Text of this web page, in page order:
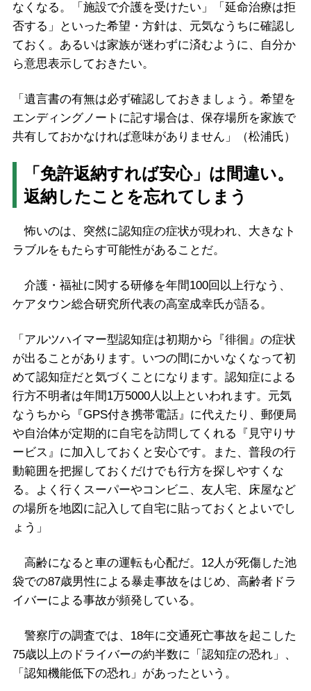
なくなる。「施設で介護を受けたい」「延命治療は拒
否する」といった希望・方針は、元気なうちに確認し
ておく。あるいは家族が迷わずに済むように、自分か
ら意思表示しておきたい。
「遺言書の有無は必ず確認しておきましょう。希望を
エンディングノートに記す場合は、保存場所を家族で
共有しておかなければ意味がありません」（松浦氏）
「免許返納すれば安心」は間違い。
返納したことを忘れてしまう
怖いのは、突然に認知症の症状が現われ、大きなト
ラブルをもたらす可能性があることだ。
介護・福祉に関する研修を年間100回以上行なう、
ケアタウン総合研究所代表の高室成幸氏が語る。
「アルツハイマー型認知症は初期から『徘徊』の症状
が出ることがあります。いつの間にかいなくなって初
めて認知症だと気づくことになります。認知症による
行方不明者は年間1万5000人以上といわれます。元気
なうちから『GPS付き携帯電話』に代えたり、郵便局
や自治体が定期的に自宅を訪問してくれる『見守りサ
ービス』に加入しておくと安心です。また、普段の行
動範囲を把握しておくだけでも行方を探しやすくな
る。よく行くスーパーやコンビニ、友人宅、床屋など
の場所を地図に記入して自宅に貼っておくとよいでし
ょう」
高齢になると車の運転も心配だ。12人が死傷した池
袋での87歳男性による暴走事故をはじめ、高齢者ドラ
イバーによる事故が頻発している。
警察庁の調査では、18年に交通死亡事故を起こした
75歳以上のドライバーの約半数に「認知症の恐れ」、
「認知機能低下の恐れ」があったという。